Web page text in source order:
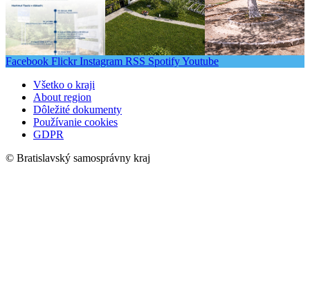
Facebook Flickr Instagram RSS SpotifyYoutube
Všetko o kraji
About region
Dôležité dokumenty
Používanie cookies
GDPR
© Bratislavský samosprávny kraj